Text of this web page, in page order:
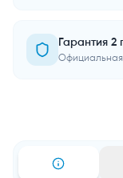
Гарантия 2
Официальная